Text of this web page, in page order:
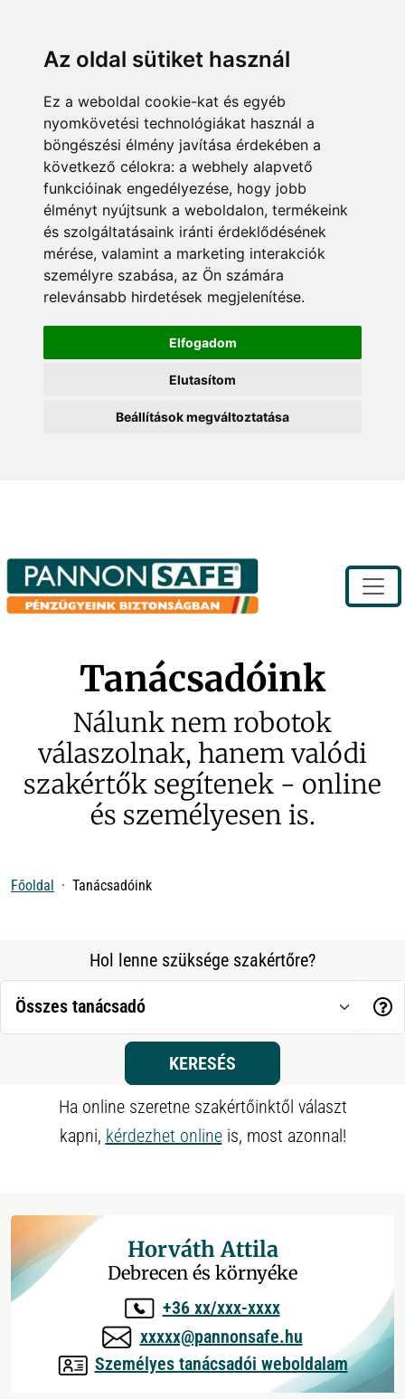
Az oldal sütiket használ
Ez a weboldal cookie-kat és egyéb
nyomkövetési technológiákat használ a
böngészési élmény javítása érdekében a
következő célokra: a webhely alapvető
funkcióinak engedélyezése, hogy jobb
élményt nyújtsunk a weboldalon, termékeink
és szolgáltatásaink iránti érdeklődésének
mérése, valamint a marketing interakciók
személyre szabása, az Ön számára
relevánsabb hirdetések megjelenítése.
Elfogadom
Elutasítom
Beállítások megváltoztatása
+36 70 380 8334 info@pannonsafe.hu
Tanácsadóink
Nálunk nem robotok
válaszolnak, hanem valódi
szakértők segítenek - online
és személyesen is.
Főoldal Tanácsadóink
Hol lenne szüksége szakértőre?
KERESÉS
Ha online szeretne szakértőinktől választ
kapni, kérdezhet onlineis, most azonnal!
Horváth Attila
Debrecen és környéke
+36 xx/xxx-xxxx
xxxxx@pannonsafe.hu
Személyes tanácsadói weboldalam